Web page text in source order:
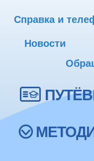
Справка и
Новости